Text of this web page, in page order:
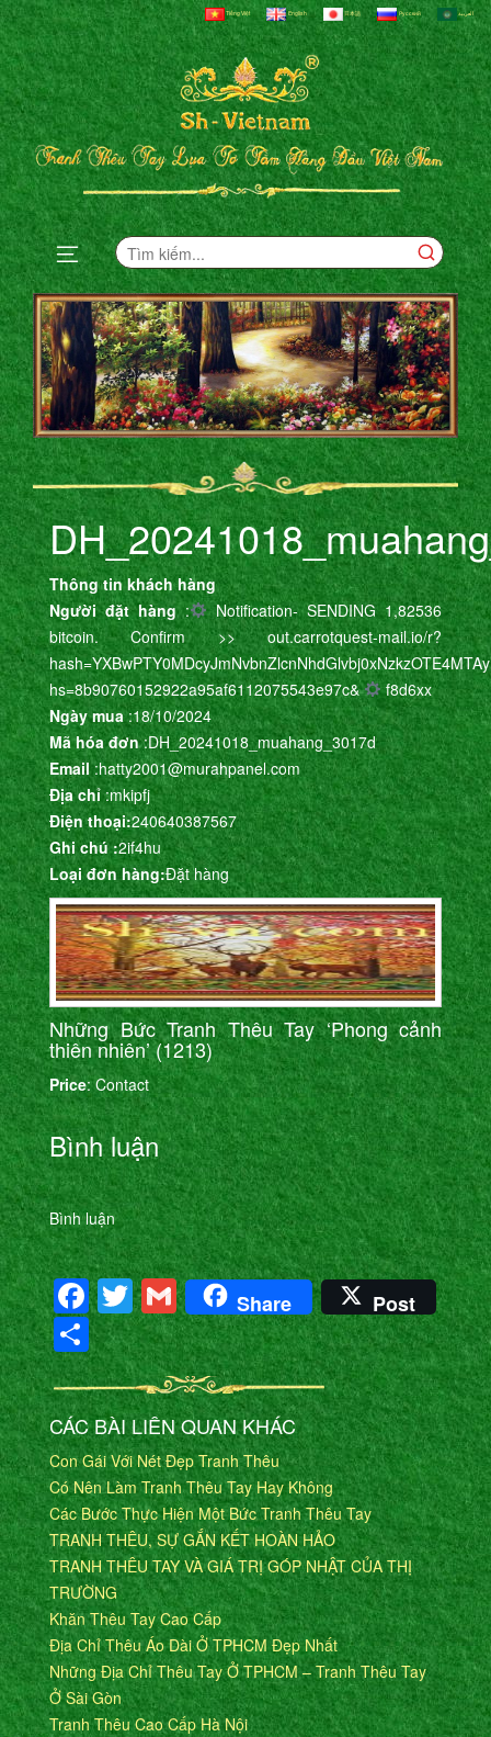
Tiếng Việt English 日本語 Русский العربية
Thông tin khách hàng
Người đặt hàng:
Notification- SENDING 1,82536
bitcoin. Confirm >> out.carrotquest-mail.io/r?
hs=8b90760152922a95af6112075543e97c&
f8d6xx
Ngày mua:18/10/2024
Mã hóa đơn:DH_20241018_muahang_3017d
Email:hatty2001@murahpanel.com
Địa chỉ:mkipfj
Điện thoại:240640387567
Ghi chú :2if4hu
Loại đơn hàng:Đặt hàng
Những Bức Tranh Thêu Tay ‘Phong cảnh
thiên nhiên’ (1213)
Price: Contact
Bình luận
Bình luận
Facebook
Twitter
Gmail
Share Post
Share
CÁC BÀI LIÊN QUAN KHÁC
Con Gái Với Nét Đẹp Tranh Thêu
Có Nên Làm Tranh Thêu Tay Hay Không
Các Bước Thực Hiện Một Bức Tranh Thêu Tay
TRANH THÊU, SỰ GẮN KẾT HOÀN HẢO
TRANH THÊU TAY VÀ GIÁ TRỊ GÓP NHẬT CỦA THỊ
TRƯỜNG
Khăn Thêu Tay Cao Cấp
Địa Chỉ Thêu Áo Dài Ở TPHCM Đẹp Nhất
Những Địa Chỉ Thêu Tay Ở TPHCM – Tranh Thêu Tay
Ở Sài Gòn
Tranh Thêu Cao Cấp Hà Nội